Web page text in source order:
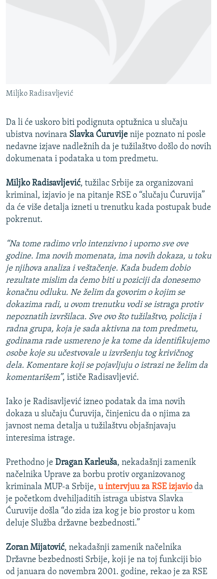
POPLAVE I KLIZIŠTA U BIH 2024.
POST SCRIPTUM
MOJA EVROPA
SVE KARTE DEJTONA
NASTANAK I RASPAD JUGOSLAVIJE
Sve RFE/RL stranice
Miljko Radisavljević
Da li će uskoro biti podignuta optužnica u slučaju
ubistva novinara Slavka Ćuruvije nije poznato ni posle
nedavne izjave nadležnih da je tužilaštvo došlo do novih
dokumenata i podataka u tom predmetu.
Miljko Radisavljević, tužilac Srbije za organizovani
kriminal, izjavio je na pitanje RSE o “slučaju Ćuruvija”
da će više detalja izneti u trenutku kada postupak bude
pokrenut.
“Na tome radimo vrlo intenzivno i uporno sve ove
godine. Ima novih momenata, ima novih dokaza, u toku
je njihova analiza i veštačenje. Kada budem dobio
rezultate mislim da ćemo biti u poziciji da donesemo
konačnu odluku. Ne želim da govorim o kojim se
dokazima radi, u ovom trenutku vodi se istraga protiv
nepoznatih izvršilaca. Sve ovo što tužilaštvo, policija i
radna grupa, koja je sada aktivna na tom predmetu,
godinama rade usmereno je ka tome da identifikujemo
osobe koje su učestvovale u izvršenju tog krivičnog
dela. Komentare koji se pojavljuju o istrazi ne želim da
komentarišem”, ističe Radisavljević.
Iako je Radisavljević izneo podatak da ima novih
dokaza u slučaju Ćuruvija, činjenicu da o njima za
javnost nema detalja u tužilaštvu objašnjavaju
interesima istrage.
Prethodno je Dragan Karleuša, nekadašnji zamenik
načelnika Uprave za borbu protiv organizovanog
kriminala MUP-a Srbije, u intervjuu za RSE izjavio da
je početkom dvehiljaditih istraga ubistva Slavka
Ćuruvije došla “do zida iza kog je bio prostor u kom
deluje Služba državne bezbednosti.”
Zoran Mijatović, nekadašnji zamenik načelnika
Državne bezbednosti Srbije, koji je na toj funkciji bio
od januara do novembra 2001. godine, rekao je za RSE